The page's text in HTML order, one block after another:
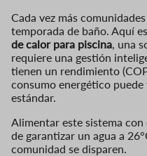
Cada vez más
temporada de baño. Aquí
de calor para piscina, una
requiere una gestión
tienen un rendimiento
consumo energético
estándar.
Alimentar este sistema
de garantizar un agua a
comunidad se disparen.